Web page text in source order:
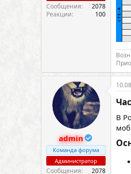
Сообщения
2078
Реакции
100
admin
Команда форума
Администратор
Сообщения
2078
В